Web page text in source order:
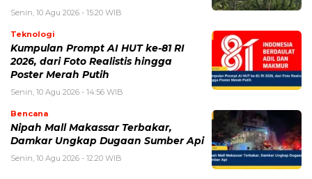
Senin, 10 Agu 2026 - 15:20 WIB
Teknologi
Kumpulan Prompt AI HUT ke-81 RI
2026, dari Foto Realistis hingga
Poster Merah Putih
Senin, 10 Agu 2026 - 14:56 WIB
Bencana
Nipah Mall Makassar Terbakar,
Damkar Ungkap Dugaan Sumber Api
Senin, 10 Agu 2026 - 12:20 WIB